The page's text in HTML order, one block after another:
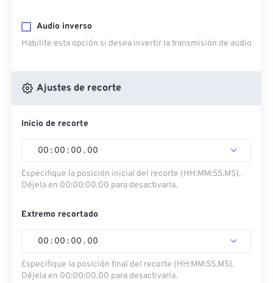
Audio inverso
Habilite esta opción si desea invertir la transmisión de audio
Ajustes de recorte
Inicio de recorte
00 : 00 : 00 . 00
Especifique la posición inicial del recorte (HH:MM:SS.MS).
Déjela en 00:00:00.00 para desactivarla.
Extremo recortado
00 : 00 : 00 . 00
Especifique la posición final del recorte (HH:MM:SS.MS).
Déjela en 00:00:00.00 para desactivarla.